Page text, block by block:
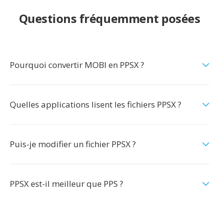
Questions fréquemment posées
Pourquoi convertir MOBI en PPSX ?
Quelles applications lisent les fichiers PPSX ?
Puis-je modifier un fichier PPSX ?
PPSX est-il meilleur que PPS ?